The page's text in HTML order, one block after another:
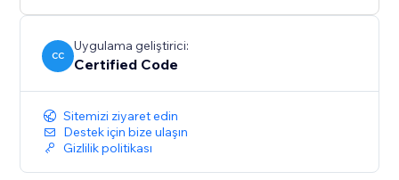
CC
Uygulama geliştirici:
Certified Code
Sitemizi ziyaret edin
Destek için bize ulaşın
Gizlilik politikası